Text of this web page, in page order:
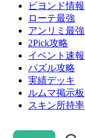
ビヨンド情報
ローテ最強
アンリミ最強
2Pick攻略
イベント速報
パズル攻略
実績デッキ
ルムマ掲示板
スキン所持率